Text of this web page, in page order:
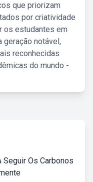
que priorizam
por criatividade
os estudantes em
geração notável,
reconhecidas
do mundo -
Seguir Os Carbonos